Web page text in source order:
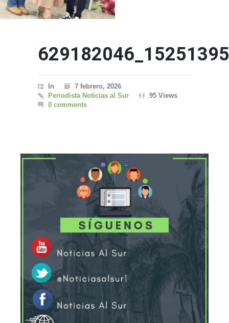
In
7 febrero, 2026
Periodista Noticias al Sur
95 Views
0 comments